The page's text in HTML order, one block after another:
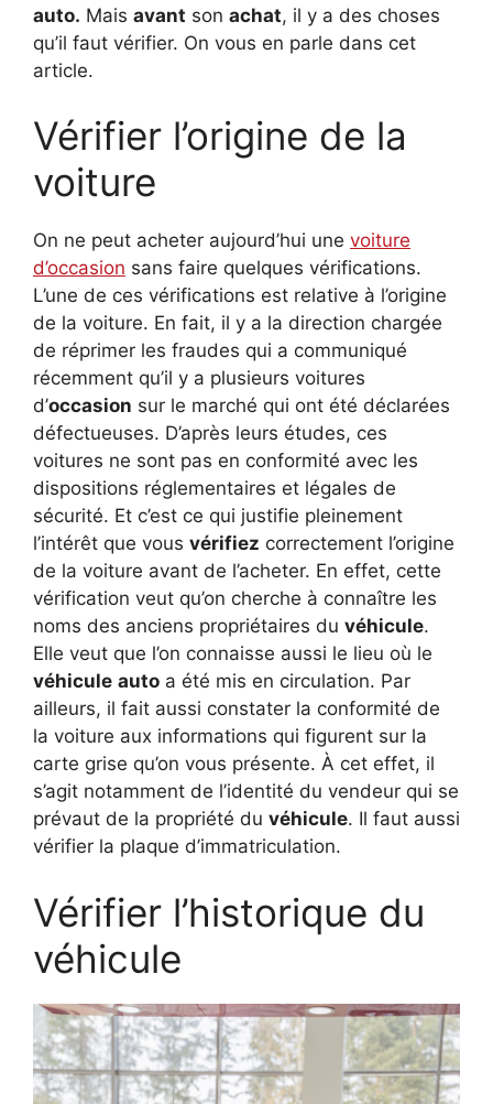
auto. Mais avant son achat, il y a des choses
qu’il faut vérifier. On vous en parle dans cet
article.
Vérifier l’origine de la
voiture
On ne peut acheter aujourd’hui une voiture
d’occasion sans faire quelques vérifications.
L’une de ces vérifications est relative à l’origine
de la voiture. En fait, il y a la direction chargée
de réprimer les fraudes qui a communiqué
récemment qu’il y a plusieurs voitures
d’occasion sur le marché qui ont été déclarées
défectueuses. D’après leurs études, ces
voitures ne sont pas en conformité avec les
dispositions réglementaires et légales de
sécurité. Et c’est ce qui justifie pleinement
l’intérêt que vous vérifiez correctement l’origine
de la voiture avant de l’acheter. En effet, cette
vérification veut qu’on cherche à connaître les
noms des anciens propriétaires du véhicule.
Elle veut que l’on connaisse aussi le lieu où le
véhicule auto a été mis en circulation. Par
ailleurs, il fait aussi constater la conformité de
la voiture aux informations qui figurent sur la
carte grise qu’on vous présente. À cet effet, il
s’agit notamment de l’identité du vendeur qui se
prévaut de la propriété du véhicule. Il faut aussi
vérifier la plaque d’immatriculation.
Vérifier l’historique du
véhicule